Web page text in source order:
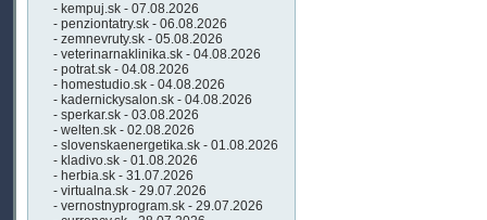
- kempuj.sk - 07.08.2026
- penziontatry.sk - 06.08.2026
- zemnevruty.sk - 05.08.2026
- veterinarnaklinika.sk - 04.08.2026
- potrat.sk - 04.08.2026
- homestudio.sk - 04.08.2026
- kadernickysalon.sk - 04.08.2026
- sperkar.sk - 03.08.2026
- welten.sk - 02.08.2026
- slovenskaenergetika.sk - 01.08.2026
- kladivo.sk - 01.08.2026
- herbia.sk - 31.07.2026
- virtualna.sk - 29.07.2026
- vernostnyprogram.sk - 29.07.2026